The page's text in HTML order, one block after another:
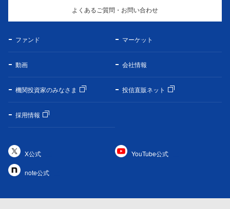
よくあるご質問・お問い合わせ
ファンド マーケット
動画 会社情報
機関投資家のみなさま 投信直販ネット
採用情報
X公式 YouTube公式
note公式